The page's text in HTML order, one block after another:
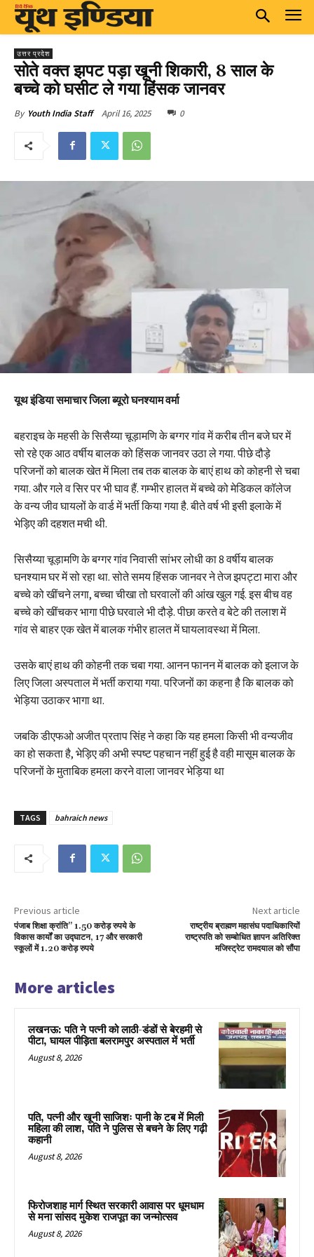
उत्तर प्रदेश
सोते वक्त झपट पड़ा खूनी शिकारी, 8 साल के
बच्चे को घसीट ले गया हिंसक जानवर
By Youth India Staff April 16, 2025 0
यूथ इंडिया समाचार जिला ब्यूरो घनश्याम वर्मा
बहराइच के महसी के सिसैय्या चूड़ामणि के बग्गर गांव में करीब तीन बजे घर में
सो रहे एक आठ वर्षीय बालक को हिंसक जानवर उठा ले गया. पीछे दौड़े
परिजनों को बालक खेत में मिला तब तक बालक के बाएं हाथ को कोहनी से चबा
गया. और गले व सिर पर भी घाव हैं. गम्भीर हालत में बच्चे को मेडिकल कॉलेज
के वन्य जीव घायलों के वार्ड में भर्ती किया गया है. बीते वर्ष भी इसी इलाके में
भेड़िए की दहशत मची थी.
सिसैय्या चूड़ामणि के बग्गर गांव निवासी सांभर लोधी का 8 वर्षीय बालक
घनश्याम घर में सो रहा था. सोते समय हिंसक जानवर ने तेज झपट्टा मारा और
बच्चे को खींचने लगा, बच्चा चीखा तो घरवालों की आंख खुल गई. इस बीच वह
बच्चे को खींचकर भागा पीछे घरवाले भी दौड़े. पीछा करते व बेटे की तलाश में
गांव से बाहर एक खेत में बालक गंभीर हालत में घायलावस्था में मिला.
उसके बाएं हाथ की कोहनी तक चबा गया. आनन फानन में बालक को इलाज के
लिए जिला अस्पताल में भर्ती कराया गया. परिजनों का कहना है कि बालक को
भेड़िया उठाकर भागा था.
जबकि डीएफओ अजीत प्रताप सिंह ने कहा कि यह हमला किसी भी वन्यजीव
का हो सकता है, भेड़िए की अभी स्पष्ट पहचान नहीं हुई है वही मासूम बालक के
परिजनों के मुताबिक हमला करने वाला जानवर भेड़िया था
TAGS bahraich news
Previous article
पंजाब शिक्षा क्रांति” 1.50 करोड़ रुपये के
विकास कार्यों का उद्घाटन, 17 और सरकारी
स्कूलों में 1.20 करोड़ रुपये
Next article
राष्ट्रीय ब्राह्मण महासंघ पदाधिकारियों
राष्ट्रपति को सम्बोधित ज्ञापन अतिरिक्त
मजिस्ट्रेट रामदयाल को सौंपा
More articles
लखनऊ: पति ने पत्नी को लाठी-डंडों से बेरहमी से
पीटा, घायल पीड़िता बलरामपुर अस्पताल में भर्ती
August 8, 2026
पति, पत्नी और खूनी साजिशः पानी के टब में मिली
महिला की लाश, पति ने पुलिस से बचने के लिए गढ़ी
कहानी
August 8, 2026
फिरोजशाह मार्ग स्थित सरकारी आवास पर धूमधाम
से मना सांसद मुकेश राजपूत का जन्मोत्सव
August 8, 2026